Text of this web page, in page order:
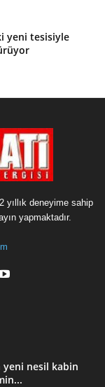
yeni tesisiyle
yıllık deneyime sahip
yapmaktadır.
yeni nesil kabin